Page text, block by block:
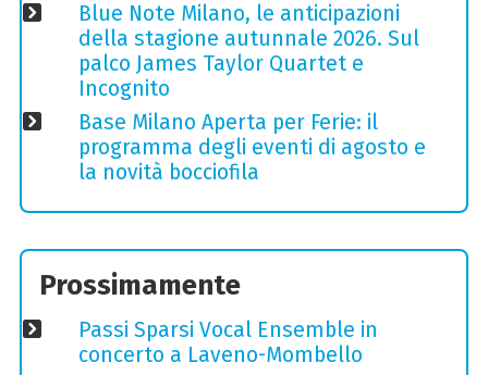
Blue Note Milano, le anticipazioni
della stagione autunnale 2026. Sul
palco James Taylor Quartet e
Incognito
Base Milano Aperta per Ferie: il
programma degli eventi di agosto e
la novità bocciofila
Prossimamente
Passi Sparsi Vocal Ensemble in
concerto a Laveno-Mombello